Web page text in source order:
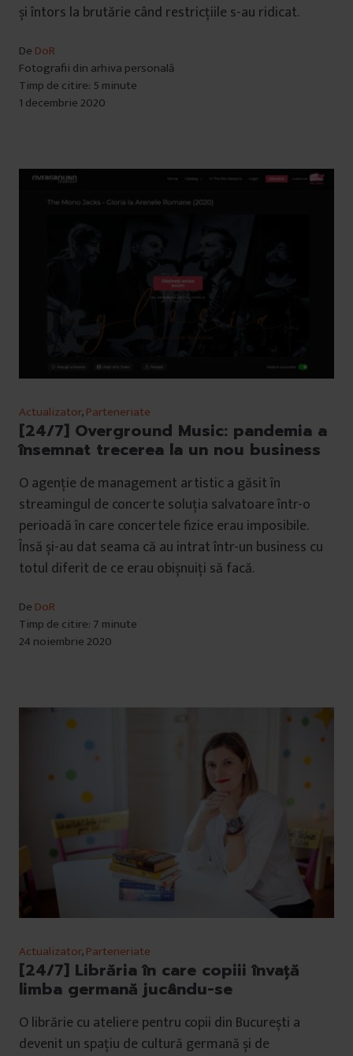
și întors la brutărie când restricțiile s-au ridicat.
De DoR
Fotografii din arhiva personală
Timp de citire: 5 minute
1 decembrie 2020
Actualizator,Parteneriate
[24/7] Overground Music: pandemia a
însemnat trecerea la un nou business
O agenție de management artistic a găsit în
streamingul de concerte soluția salvatoare într-o
perioadă în care concertele fizice erau imposibile.
Însă și-au dat seama că au intrat într-un business cu
totul diferit de ce erau obișnuiți să facă.
De DoR
Timp de citire: 7 minute
24 noiembrie 2020
Actualizator,Parteneriate
[24/7] Librăria în care copiii învață
limba germană jucându-se
O librărie cu ateliere pentru copii din București a
devenit un spațiu de cultură germană și de